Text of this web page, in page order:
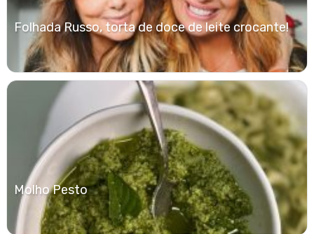
Folhada Russo, torta de doce de leite crocante!
Molho Pesto